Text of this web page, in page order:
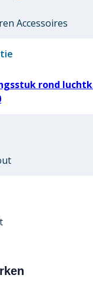
Accessoires
rond